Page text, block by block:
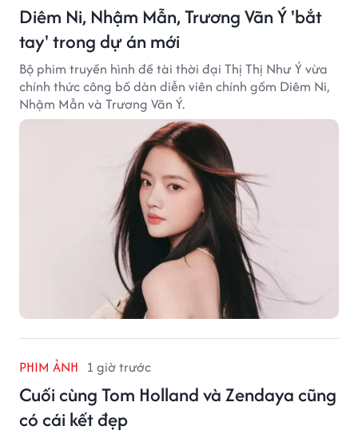
Diêm Ni, Nhậm Mẫn, Trương Vãn Ý 'bắt
tay' trong dự án mới
Bộ phim truyền hình đề tài thời đại Thị Thị Như Ý vừa
chính thức công bố dàn diễn viên chính gồm Diêm Ni,
Nhậm Mẫn và Trương Vãn Ý.
PHIM ẢNH 1 giờ trước
Cuối cùng Tom Holland và Zendaya cũng
có cái kết đẹp